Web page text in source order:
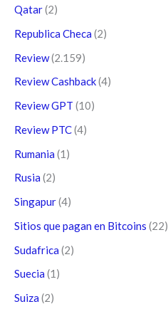
Qatar(2)
Republica Checa (2)
Review(2.159)
Review Cashback(4)
Review GPT (10)
Review PTC(4)
Rumania (1)
Rusia (2)
Singapur(4)
Sitios que pagan en Bitcoins (22)
Sudafrica (2)
Suecia (1)
Suiza (2)